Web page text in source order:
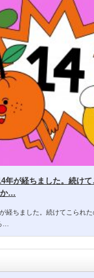
年が経ちました。続け
か…
経ちました。続けてこられ
…